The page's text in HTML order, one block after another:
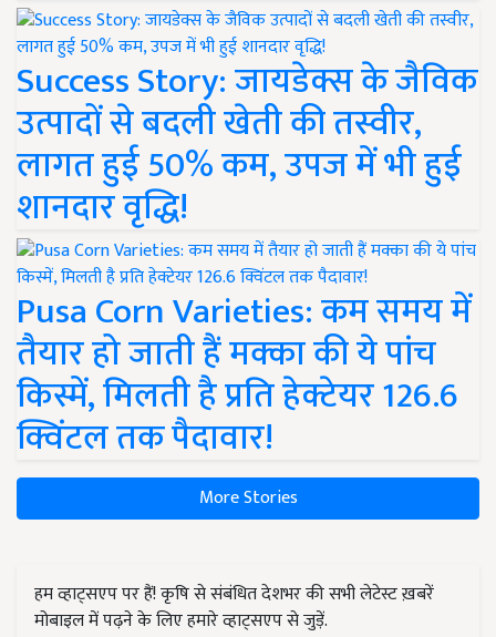
Success Story: जायडेक्स के जैविक
उत्पादों से बदली खेती की तस्वीर,
लागत हुई 50% कम, उपज में भी हुई
शानदार वृद्धि!
Pusa Corn Varieties: कम समय में
तैयार हो जाती हैं मक्का की ये पांच
किस्में, मिलती है प्रति हेक्टेयर 126.6
क्विंटल तक पैदावार!
More Stories
हम व्हाट्सएप पर हैं! कृषि से संबंधित देशभर की सभी लेटेस्ट ख़बरें
मोबाइल में पढ़ने के लिए हमारे व्हाट्सएप से जुड़ें.